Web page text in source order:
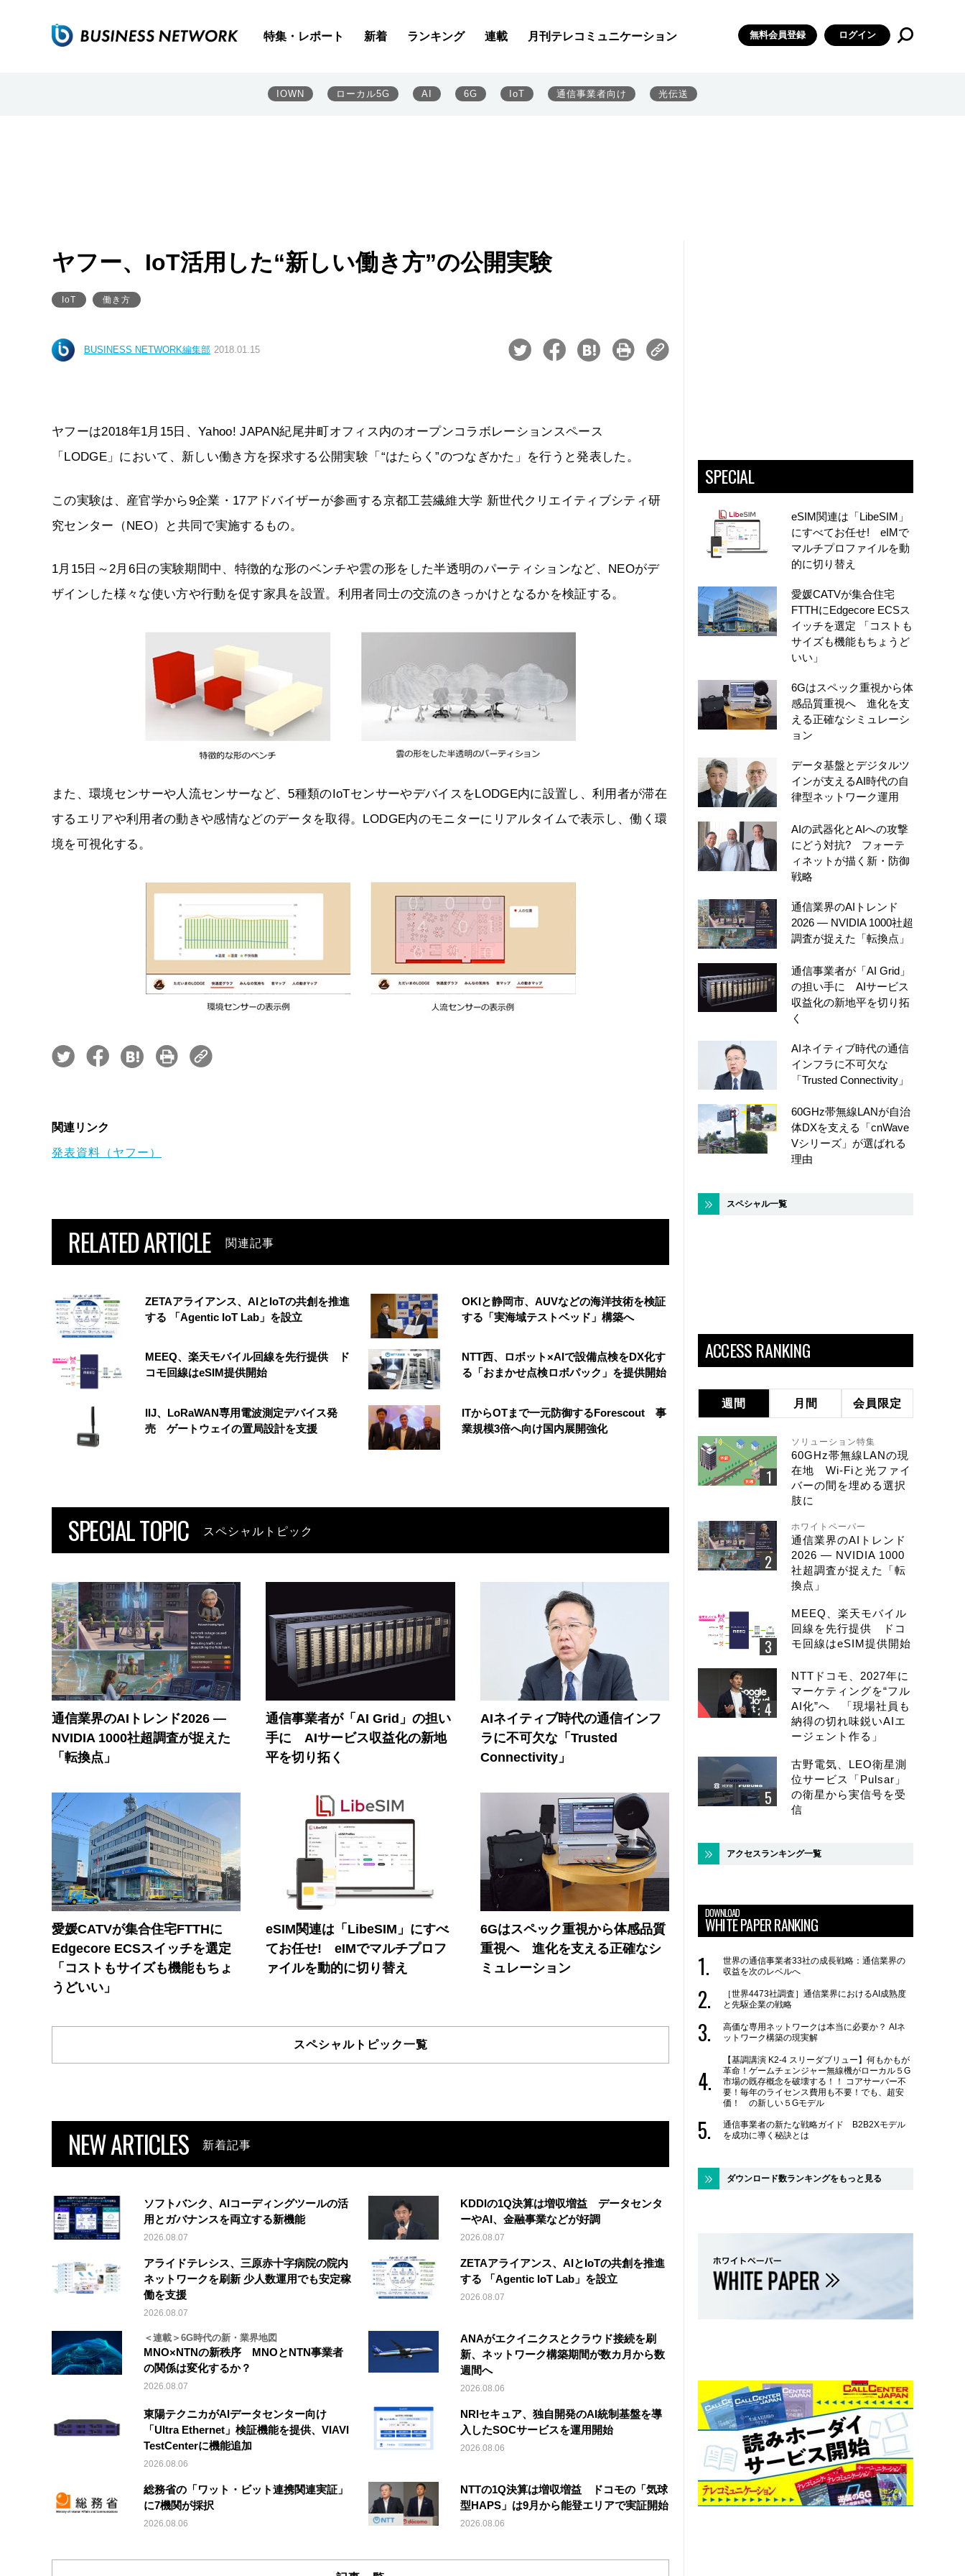
特集・レポート 新着 ランキング 連載 月刊テレコミュニケーション 無料会員登録 ログイン
IOWN ローカル5G AI 6G IoT 通信事業者向け 光伝送
ヤフー、IoT活用した“新しい働き方”の公開実験
IoT 働き方
BUSINESS NETWORK編集部 2018.01.15
ヤフーは2018年1月15日、Yahoo! JAPAN紀尾井町オフィス内のオープンコラボレーションスペース
「LODGE」において、新しい働き方を探求する公開実験「“はたらく”のつなぎかた」を行うと発表した。
この実験は、産官学から9企業・17アドバイザーが参画する京都工芸繊維大学 新世代クリエイティブシティ研
究センター（NEO）と共同で実施するもの。
1月15日～2月6日の実験期間中、特徴的な形のベンチや雲の形をした半透明のパーティションなど、NEOがデ
ザインした様々な使い方や行動を促す家具を設置。利用者同士の交流のきっかけとなるかを検証する。
また、環境センサーや人流センサーなど、5種類のIoTセンサーやデバイスをLODGE内に設置し、利用者が滞在
するエリアや利用者の動きや感情などのデータを取得。LODGE内のモニターにリアルタイムで表示し、働く環
境を可視化する。
関連リンク
発表資料（ヤフー）
RELATED ARTICLE 関連記事
ZETAアライアンス、AIとIoTの共創を推進
する 「Agentic IoT Lab」を設立
OKIと静岡市、AUVなどの海洋技術を検証
する「実海域テストベッド」構築へ
MEEQ、楽天モバイル回線を先行提供 ド
コモ回線はeSIM提供開始
NTT西、ロボット×AIで設備点検をDX化す
る「おまかせ点検ロボパック」を提供開始
IIJ、LoRaWAN専用電波測定デバイス発
売 ゲートウェイの置局設計を支援
ITからOTまで一元防御するForescout 事
業規模3倍へ向け国内展開強化
SPECIAL TOPIC スペシャルトピック
通信業界のAIトレンド2026 ―
NVIDIA 1000社超調査が捉えた
「転換点」
通信事業者が「AI Grid」の担い
手に AIサービス収益化の新地
平を切り拓く
AIネイティブ時代の通信インフ
ラに不可欠な「Trusted
Connectivity」
愛媛CATVが集合住宅FTTHに
Edgecore ECSスイッチを選定
「コストもサイズも機能もちょ
うどいい」
eSIM関連は「LibeSIM」にすべ
てお任せ! eIMでマルチプロフ
ァイルを動的に切り替え
6Gはスペック重視から体感品質
重視へ 進化を支える正確なシ
ミュレーション
スペシャルトピック一覧
NEW ARTICLES 新着記事
ソフトバンク、AIコーディングツールの活
用とガバナンスを両立する新機能
2026.08.07
KDDIの1Q決算は増収増益 データセンタ
ーやAI、金融事業などが好調
2026.08.07
アライドテレシス、三原赤十字病院の院内
ネットワークを刷新 少人数運用でも安定稼
働を支援
2026.08.07
ZETAアライアンス、AIとIoTの共創を推進
する 「Agentic IoT Lab」を設立
2026.08.07
＜連載＞6G時代の新・業界地図
MNO×NTNの新秩序 MNOとNTN事業者
の関係は変化するか？
2026.08.07
ANAがエクイニクスとクラウド接続を刷
新、ネットワーク構築期間が数カ月から数
週間へ
2026.08.06
東陽テクニカがAIデータセンター向け
「Ultra Ethernet」検証機能を提供、VIAVI
TestCenterに機能追加
2026.08.06
NRIセキュア、独自開発のAI統制基盤を導
入したSOCサービスを運用開始
2026.08.06
総務省の「ワット・ビット連携関連実証」
に7機関が採択
2026.08.06
NTTの1Q決算は増収増益 ドコモの「気球
型HAPS」は9月から能登エリアで実証開始
2026.08.06
SPECIAL
eSIM関連は「LibeSIM」
にすべてお任せ! eIMで
マルチプロファイルを動
的に切り替え
愛媛CATVが集合住宅
FTTHにEdgecore ECSス
イッチを選定 「コストも
サイズも機能もちょうど
いい」
6Gはスペック重視から体
感品質重視へ 進化を支
える正確なシミュレーシ
ョン
データ基盤とデジタルツ
インが支えるAI時代の自
律型ネットワーク運用
AIの武器化とAIへの攻撃
にどう対抗? フォーテ
ィネットが描く新・防御
戦略
通信業界のAIトレンド
2026 ― NVIDIA 1000社超
調査が捉えた「転換点」
通信事業者が「AI Grid」
の担い手に AIサービス
収益化の新地平を切り拓
く
AIネイティブ時代の通信
インフラに不可欠な
「Trusted Connectivity」
60GHz帯無線LANが自治
体DXを支える「cnWave
Vシリーズ」が選ばれる
理由
スペシャル一覧
ACCESS RANKING
週間 月間 会員限定
ソリューション特集
60GHz帯無線LANの現
在地 Wi-Fiと光ファイ
バーの間を埋める選択
肢に
ホワイトペーパー
通信業界のAIトレンド
2026 ― NVIDIA 1000
社超調査が捉えた「転
換点」
MEEQ、楽天モバイル
回線を先行提供 ドコ
モ回線はeSIM提供開始
NTTドコモ、2027年に
マーケティングを“フル
AI化”へ 「現場社員も
納得の切れ味鋭いAIエ
ージェント作る」
古野電気、LEO衛星測
位サービス「Pulsar」
の衛星から実信号を受
信
アクセスランキング一覧
DOWNLOAD
WHITE PAPER RANKING
世界の通信事業者33社の成長戦略：通信業界の
収益を次のレベルへ
［世界4473社調査］通信業界におけるAI成熟度
と先駆企業の戦略
高価な専用ネットワークは本当に必要か？ AIネ
ットワーク構築の現実解
【基調講演 K2-4 スリーダブリュー】何もかもが
革命！ゲームチェンジャー無線機がローカル５G
市場の既存概念を破壊する！！ コアサーバー不
要！毎年のライセンス費用も不要！でも、超安
価！ の新しい５Gモデル
通信事業者の新たな戦略ガイド B2B2Xモデル
を成功に導く秘訣とは
ダウンロード数ランキングをもっと見る